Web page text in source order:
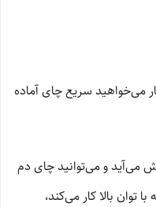
می‌خواهید سریع چای آماده
می‌آید و می‌توانید چای دم
توان بالا کار می‌کند،